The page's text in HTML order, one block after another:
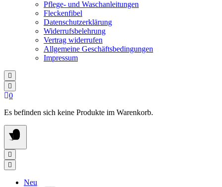
Pflege- und Waschanleitungen
Fleckenfibel
Datenschutzerklärung
Widerrufsbelehrung
Vertrag widerrufen
Allgemeine Geschäftsbedingungen
Impressum
0
Es befinden sich keine Produkte im Warenkorb.
Neu